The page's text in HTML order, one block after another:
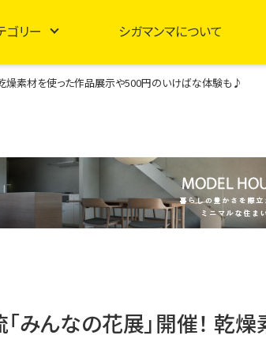
ゴリー シガマンマについて
燥素材を使った作品展示や500円のいけばな体験も♪
みんなの花展」開催！ 乾